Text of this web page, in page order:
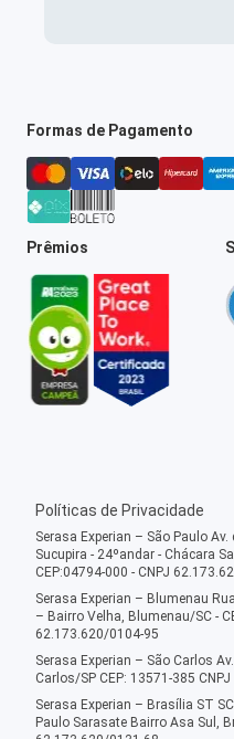
Formas de Pagamento
Prêmios
Políticas de Privacidade
Serasa Experian – São Paulo
Sucupira - 24ºandar - Chácara
CEP:04794-000 - CNPJ
Serasa Experian – Blumenau
– Bairro Velha, Blumenau/SC -
62.173.620/0104-95
Serasa Experian – São Carlos
Carlos/SP CEP: 13571-385
Serasa Experian – Brasília ST
Paulo Sarasate Bairro Asa Sul,